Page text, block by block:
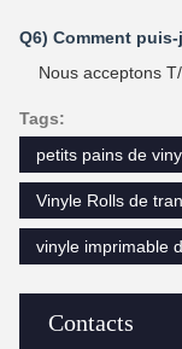
Contacts
Q6) Comment
Nous acceptons
Tags:
petits pains de
Vinyle Rolls de
vinyle imprimable